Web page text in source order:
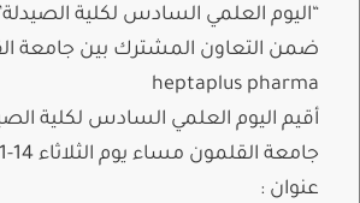
“اليوم العلمي السادس لكلية
ضمن التعاون المشترك بين جامعة
heptaplus pharma
أقيم اليوم العلمي السادس لكلية
عنوان :